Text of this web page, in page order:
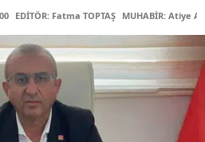
EDİTÖR: Fatma TOPTAŞ MUHABİR: Atiye